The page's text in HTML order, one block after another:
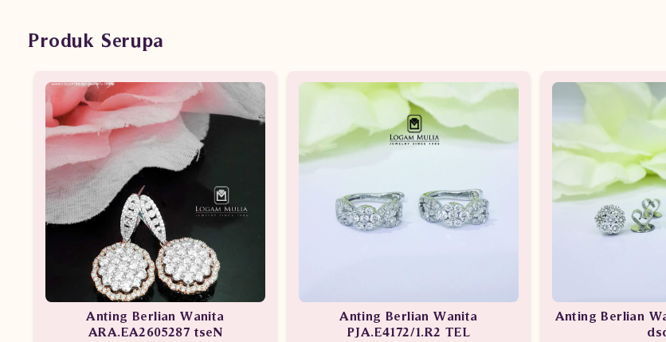
Produk Serupa
Anting Berlian Wanita
ARA.EA2605287 tseN
Anting Berlian Wanita
PJA.E4172/1.R2 TEL
Anting Berlian